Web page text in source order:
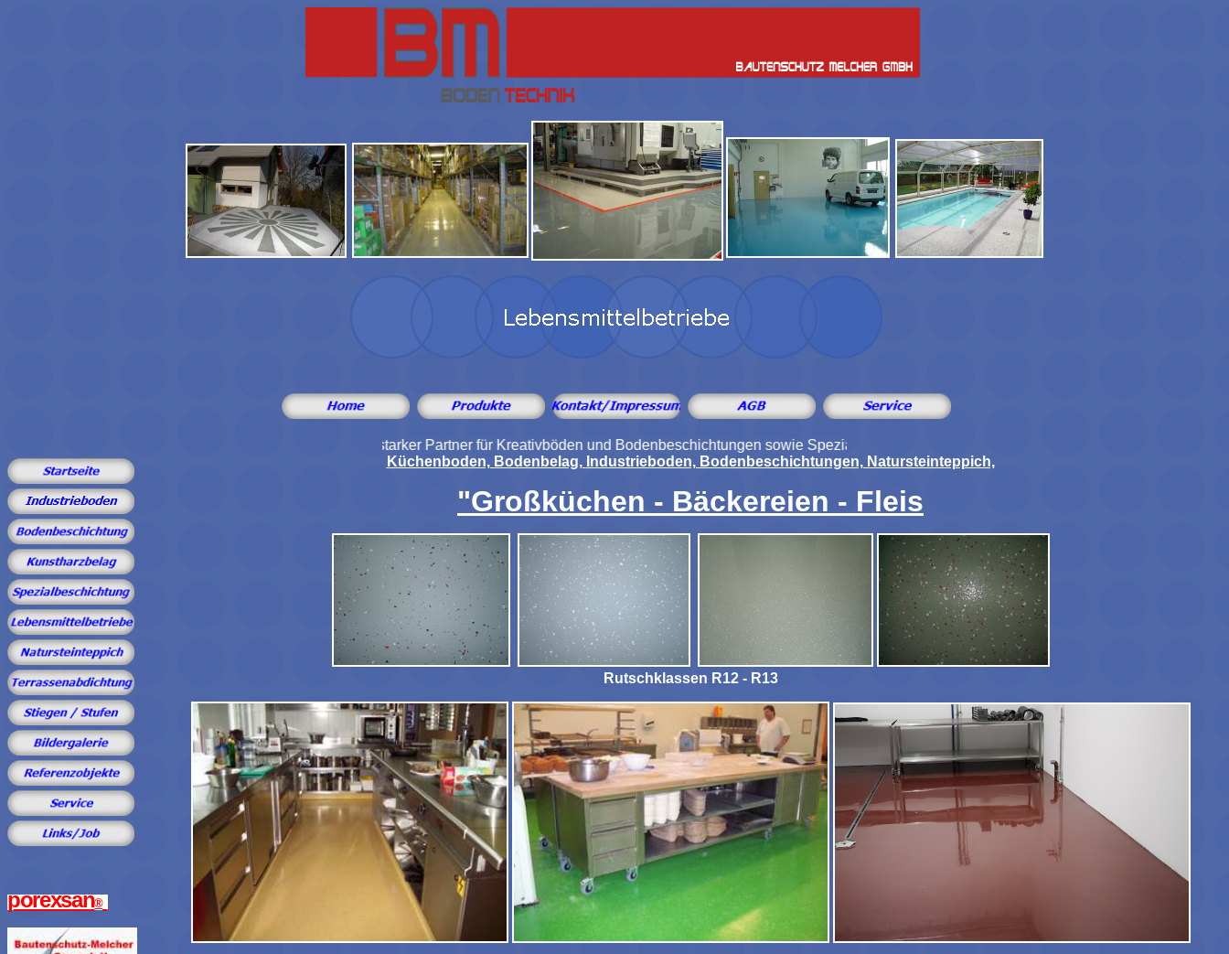
Ihr starker Partner für Kreativböden und Bodenbeschichtungen sowie Spezialbeschichtungen und Natursteinteppiche
porexsan®
Küchenboden, Bodenbelag, Industrieboden, Bodenbeschichtungen, Natursteinteppich,
"Großküchen - Bäckereien - Fleis
Rutschklassen R12 - R13